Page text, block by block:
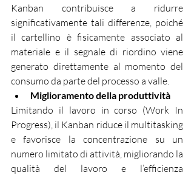
Kanban contribuisce a ridurre
significativamente tali differenze, poiché
il cartellino è fisicamente associato al
materiale e il segnale di riordino viene
generato direttamente al momento del
consumo da parte del processo a valle.
Miglioramento della produttività
Limitando il lavoro in corso (Work In
Progress), il Kanban riduce il multitasking
e favorisce la concentrazione su un
numero limitato di attività, migliorando la
qualità del lavoro e l’efficienza